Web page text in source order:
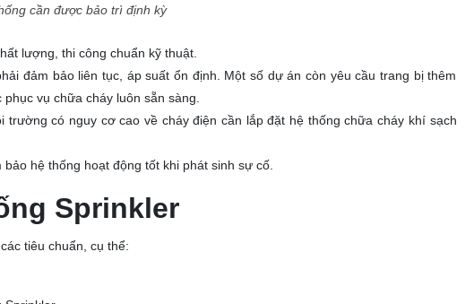
cần được bảo trì định kỳ
lượng, thi công chuẩn kỹ thuật.
đảm bảo liên tục, áp suất ổn định. Một số dự án còn yêu cầu trang bị thêm
vụ chữa cháy luôn sẵn sàng.
trường có nguy cơ cao về cháy điện cần lắp đặt hệ thống chữa cháy khí sạch
hệ thống hoạt động tốt khi phát sinh sự cố.
Sprinkler
tiêu chuẩn, cụ thể: